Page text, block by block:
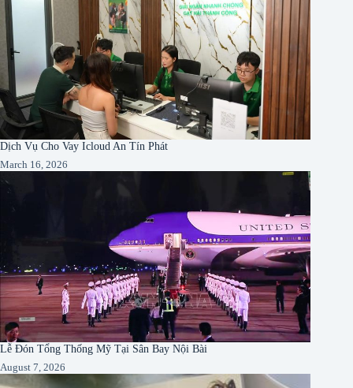
Dịch Vụ Cho Vay Icloud An Tín Phát
March 16, 2026
Lễ Đón Tổng Thống Mỹ Tại Sân Bay Nội Bài
August 7, 2026